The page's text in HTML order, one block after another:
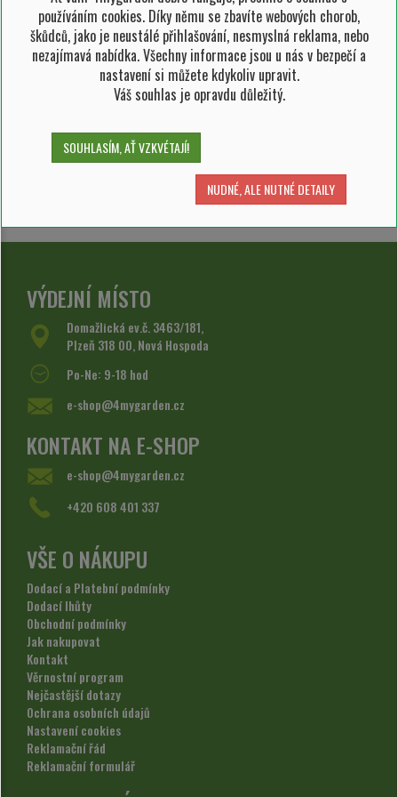
13.06.2025 -Slimáci: Jak se zbavit těchto
ničivých zahradních škůdců
02.04.2025 -Návod na pěstování
hlávkového salátu
Návod na pěstování hlávkového salátu
02.04.2025 -Návod na pěstování kedluben
Návod na pěstování kedluben
VÝDEJNÍ MÍSTO
Domažlická ev.č. 3463/181,
Plzeň 318 00, Nová Hospoda
Po-Ne: 9-18 hod
e-shop@4mygarden.cz
KONTAKT NA E-SHOP
e-shop@4mygarden.cz
+420 608 401 337
VŠE O NÁKUPU
Dodací a Platební podmínky
Dodací lhůty
Obchodní podmínky
Jak nakupovat
Kontakt
Věrnostní program
Nejčastější dotazy
Ochrana osobních údajů
Nastavení cookies
Reklamační řád
Reklamační formulář
používáním cookies. Díky němu se zbavíte webových chorob,
škůdců, jako je neustálé přihlašování, nesmyslná reklama, nebo
nezajímavá nabídka. Všechny informace jsou u nás v bezpečí a
nastavení si můžete kdykoliv upravit.
Váš souhlas je opravdu důležitý.
SOUHLASÍM, AŤ VZKVÉTAJÍ!
NUDNÉ, ALE NUTNÉ DETAILY